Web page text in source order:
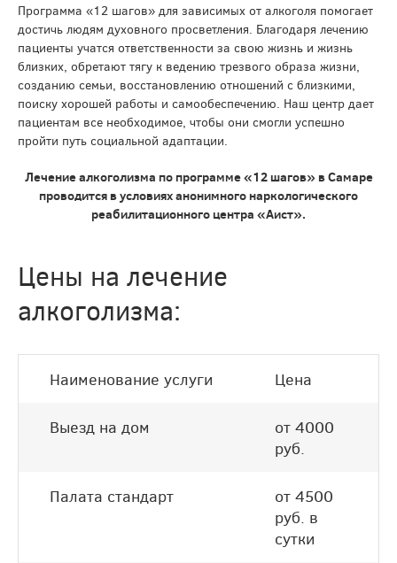
Программа «12 шагов» для зависимых от алкоголя помогает
достичь людям духовного просветления. Благодаря лечению
пациенты учатся ответственности за свою жизнь и жизнь
близких, обретают тягу к ведению трезвого образа жизни,
созданию семьи, восстановлению отношений с близкими,
поиску хорошей работы и самообеспечению. Наш центр дает
пациентам все необходимое, чтобы они смогли успешно
пройти путь социальной адаптации.
Лечение алкоголизма по программе «12 шагов» в Самаре
проводится в условиях анонимного наркологического
реабилитационного центра «Аист».
Цены на лечение
алкоголизма:
Наименование услуги Цена
Выезд на дом
от 4000
руб.
Палата стандарт
от 4500
руб. в
сутки